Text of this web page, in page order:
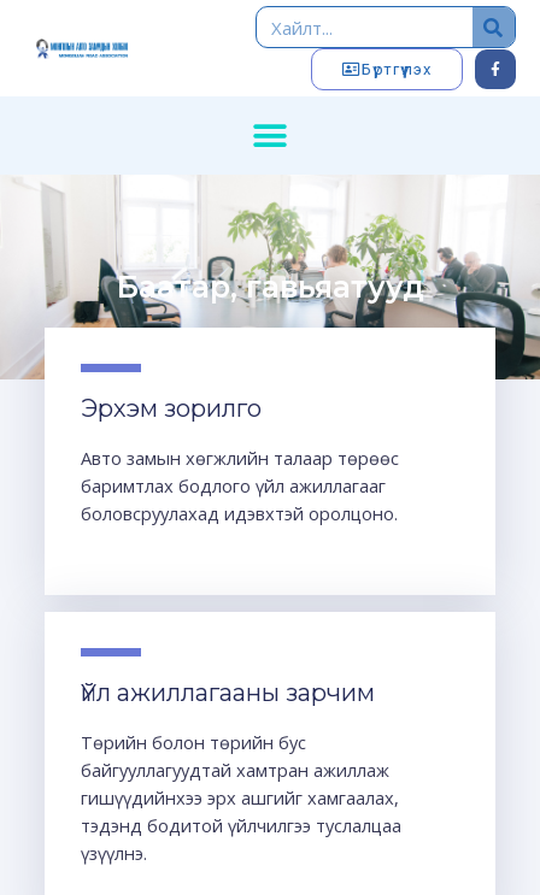
Бүртгүүлэх
Баатар, гавьяатууд
Эрхэм зорилго
Авто замын хөгжлийн талаар төрөөс
баримтлах бодлого үйл ажиллагааг
боловсруулахад идэвхтэй оролцоно.
Үйл ажиллагааны зарчим
Төрийн болон төрийн бус
байгууллагуудтай хамтран ажиллаж
гишүүдийнхээ эрх ашгийг хамгаалах,
тэдэнд бодитой үйлчилгээ туслалцаа
үзүүлнэ.